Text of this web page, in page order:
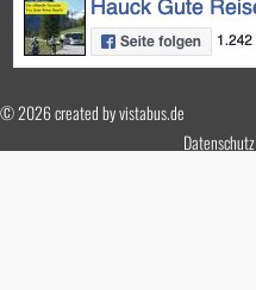
© 2026 created byvistabus.de
Datenschutz